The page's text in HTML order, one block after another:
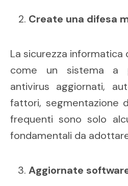
Create una difesa
La sicurezza informatica
come un sistema a
antivirus aggiornati,
fattori, segmentazione
frequenti sono solo
fondamentali da
Aggiornate